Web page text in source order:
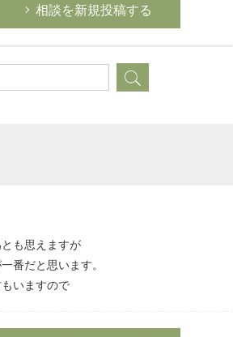
相談を新規投稿する
も思えますが
番だと思います。
いますので